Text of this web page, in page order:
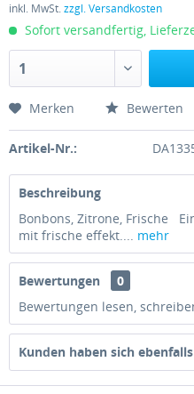
inkl. MwSt.zzgl. Versandkosten
Sofort versandfertig,
Merken Bewerten
Artikel-Nr.:
Beschreibung
Bonbons, Zitrone, Frische
mit frische effekt.... mehr
Bewertungen
0
Bewertungen lesen,
Kunden haben sich